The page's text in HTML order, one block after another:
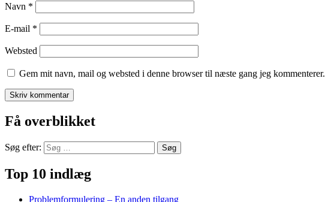
Navn *
E-mail *
Websted
Gem mit navn, mail og websted i denne browser til næste gang jeg kommenterer.
Få overblikket
Søg efter:
Top 10 indlæg
Problemformulering – En anden tilgang